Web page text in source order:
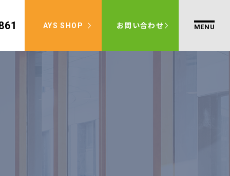
AYS SHOP お問い合わせ